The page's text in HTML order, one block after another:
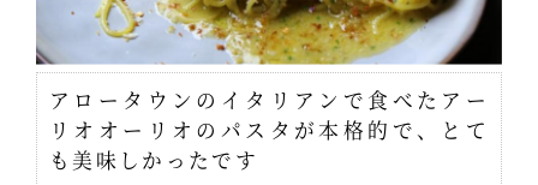
アロータウンのイタリアンで食べたアー
リオオーリオのパスタが本格的で、とて
も美味しかったです